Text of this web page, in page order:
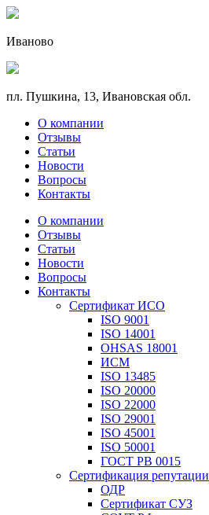
Иваново
пл. Пушкина, 13, Ивановская обл.
О компании
Отзывы
Статьи
Новости
Вопросы
Контакты
О компании
Отзывы
Статьи
Новости
Вопросы
Контакты
Сертификат ИСО
ISO 9001
ISO 14001
OHSAS 18001
ИСМ
ISO 13485
ISO 20000
ISO 22000
ISO 29001
ISO 45001
ISO 50001
ГОСТ РВ 0015
Сертификация репутации
ОДР
Сертификат СУЗ